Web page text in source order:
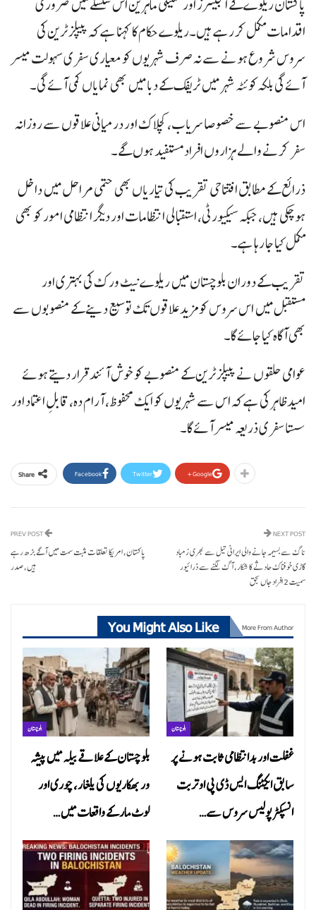
اقدامات مکمل کر رہے ہیں۔ریلوے حکام کا کہنا ہے کہ پیپلز ٹرین کی
سروس شروع ہونے سے نہ صرف شہریوں کو معیاری سفری سہولت میسر
آئے گی بلکہ کوئٹہ شہر میں ٹریفک کے دبا میں بھی نمایاں کمی آئے گی۔
اس منصوبے سے خصوصا سریاب، کچلاک اور درمیانی علاقوں سے روزانہ
سفر کرنے والے ہزاروں افراد مستفید ہوں گے۔
ذرائع کے مطابق افتتاحی تقریب کی تیاریاں بھی حتمی مراحل میں داخل
ہو چکی ہیں، جبکہ سیکیورٹی، استقبالی انتظامات اور دیگر انتظامی امور کو بھی
مکمل کیا جا رہا ہے۔
تقریب کے دوران بلوچستان میں ریلوے نیٹ ورک کی بہتری اور
مستقبل میں اس سروس کو مزید علاقوں تک توسیع دینے کے منصوبوں سے
بھی آگاہ کیا جائے گا۔
عوامی حلقوں نے پیپلز ٹرین کے منصوبے کو خوش آئند قرار دیتے ہوئے
امید ظاہر کی ہے کہ اس سے شہریوں کو ایک محفوظ، آرام دہ، قابلِ اعتماد اور
سستا سفری ذریعہ میسر آئے گا۔
Share Facebook Twitter Google+
پاکستان، امریکا تعلقات مثبت سمت میں آگے بڑھ رہے
ہیں، صدر
NEXT POST
ناگ سے بسیمہ جانے والی ایرانی تیل سے بھری زمباد
گاڑی خوفناک حادثے کا شکار، آگ لگنے سے ڈرائیور
سمیت 2 افراد جاں بحق
You Might Also Like More From Author
بلوچستان
بلوچستان کے علاقے بیلہ میں پیشہ
ور بھکاریوں کی یلغار، چوری اور
لوٹ مار کے واقعات میں…
بلوچستان
غفلت اور بدانتظامی ثابت ہونے پر
سابق ایکٹنگ ایس ڈی پی او تربت
انسپکٹر پولیس سروس سے…